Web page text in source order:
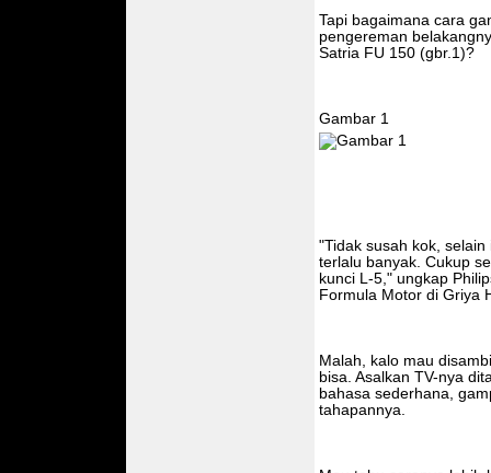
Tapi bagaimana cara
pengereman
Satria FU 150 (gbr.1)?
Gambar 1
"Tidak susah kok,
terlalu banyak. Cukup
kunci L-5," ungkap
Formula Motor di Griya
Malah, kalo mau
bisa. Asalkan TV-nya
bahasa sederhana,
tahapannya.